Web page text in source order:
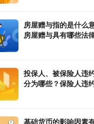
房屋赠与指的是什么
房屋赠与具有哪些法
投保人、被保险人违
分为哪些？保险人违
基础货币的影响因素